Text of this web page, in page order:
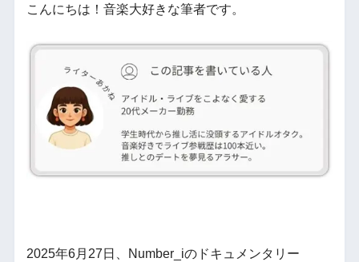
こんにちは！音楽大好きな筆者です。
2025年6月27日、Number_iのドキュメンタリー